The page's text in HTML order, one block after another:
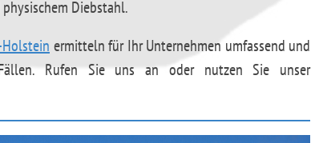
Diebstahl.
ermitteln für Ihr Unternehmen umfassend und
Rufen Sie uns an oder nutzen Sie unser